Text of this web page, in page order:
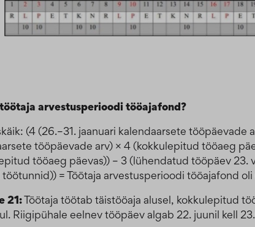
arvestusperioodi tööajafond?
(4 (26.–31. jaanuari kalendaarsete tööpäevade
tööpäevade arv) × 4 (kokkulepitud tööaeg
tööaeg päevas)) – 3 (lühendatud tööpäev
töötunnid)) = Töötaja arvestusperioodi tööajafond
21:Töötaja töötab täistööaja alusel, kokkulepitud
Riigipühale eelnev tööpäev algab 22. juunil kell